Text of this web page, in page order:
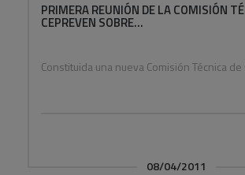
PRIMERA REUNIÓN DE LA COMISIÓN
CEPREVEN SOBRE...
Constituida una nueva Comisión Técnica de
08/04/2011